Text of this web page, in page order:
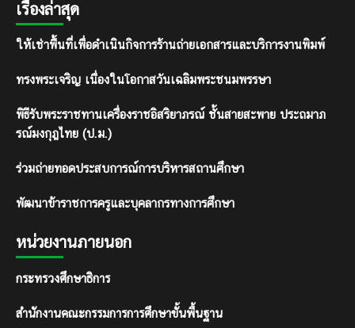
เรื่องล่าสุด
ให้เช่าพื้นที่เพื่อดำเนินกิจการร้านถ่ายเอกสารและบริการงานพิมพ์
ทรงพระเจริญ เนื่องในโอกาสวันเฉลิมพระชนมพรรษา
พิธีรับพระราชทานเครื่องราชอิสริยาภรณ์ ชั้นสายสะพาย ประถมาภ
รณ์มงกุฎไทย (ป.ม.)
ร่วมถ่ายทอดประสบการณ์การบริหารสถานศึกษา
พัฒนาข้าราชการครูและบุคลากรทางการศึกษา
หน่วยงานภายนอก
กระทรวงศึกษาธิการ
สำนักงานคณะกรรมการการศึกษาขั้นพื้นฐาน